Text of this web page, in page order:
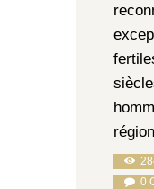
0